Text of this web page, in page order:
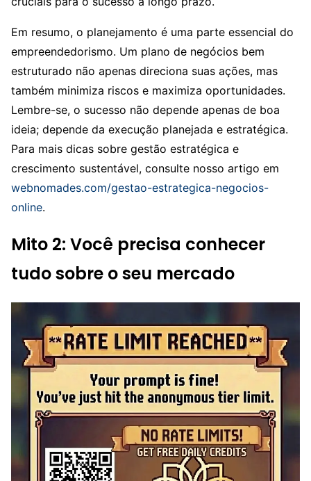
Em resumo, o planejamento é uma parte essencial do
empreendedorismo. Um plano de negócios bem
estruturado não apenas direciona suas ações, mas
também minimiza riscos e maximiza oportunidades.
Lembre-se, o sucesso não depende apenas de boa
ideia; depende da execução planejada e estratégica.
Para mais dicas sobre gestão estratégica e
crescimento sustentável, consulte nosso artigo em
webnomades.com/gestao-estrategica-negocios-
online.
Mito 2: Você precisa conhecer
tudo sobre o seu mercado